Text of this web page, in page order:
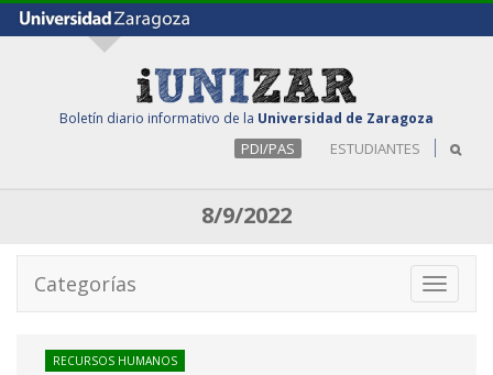
Boletín diario informativo de la Universidad de Zaragoza
PDI/PAS ESTUDIANTES
8/9/2022
Toggle
Categorías
RECURSOS HUMANOS